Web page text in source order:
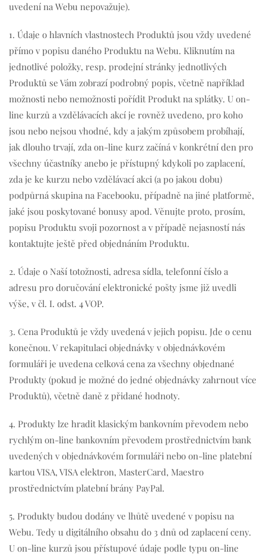
uvedení na Webu nepovažuje).
1. Údaje o hlavních vlastnostech Produktů jsou vždy uvedené
přímo v popisu daného Produktu na Webu. Kliknutím na
jednotlivé položky, resp. prodejní stránky jednotlivých
Produktů se Vám zobrazí podrobný popis, včetně například
možnosti nebo nemožnosti pořídit Produkt na splátky. U on-
line kurzů a vzdělávacích akcí je rovněž uvedeno, pro koho
jsou nebo nejsou vhodné, kdy a jakým způsobem probíhají,
jak dlouho trvají, zda on-line kurz začíná v konkrétní den pro
všechny účastníky anebo je přístupný kdykoli po zaplacení,
zda je ke kurzu nebo vzdělávací akci (a po jakou dobu)
podpůrná skupina na Facebooku, případně na jiné platformě,
jaké jsou poskytované bonusy apod. Věnujte proto, prosím,
popisu Produktu svoji pozornost a v případě nejasností nás
kontaktujte ještě před objednáním Produktu.
2. Údaje o Naší totožnosti, adresa sídla, telefonní číslo a
adresu pro doručování elektronické pošty jsme již uvedli
výše, v čl. I. odst. 4 VOP.
3. Cena Produktů je vždy uvedená v jejich popisu. Jde o cenu
konečnou. V rekapitulaci objednávky v objednávkovém
formuláři je uvedena celková cena za všechny objednané
Produkty (pokud je možné do jedné objednávky zahrnout více
Produktů), včetně daně z přidané hodnoty.
4. Produkty lze hradit klasickým bankovním převodem nebo
rychlým on-line bankovním převodem prostřednictvím bank
uvedených v objednávkovém formuláři nebo on-line platební
kartou VISA, VISA elektron, MasterCard, Maestro
prostřednictvím platební brány PayPal.
5. Produkty budou dodány ve lhůtě uvedené v popisu na
Webu. Tedy u digitálního obsahu do 3 dnů od zaplacení ceny.
U on-line kurzů jsou přístupové údaje podle typu on-line